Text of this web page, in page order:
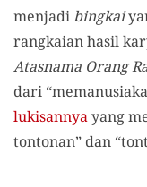
menjadibingkai
rangkaian hasil
Atasnama Orang
dari
lukisannyayang
tontonan” dan